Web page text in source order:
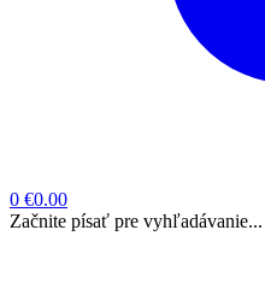
0 €0.00
Začnite písať pre vyhľadávanie...